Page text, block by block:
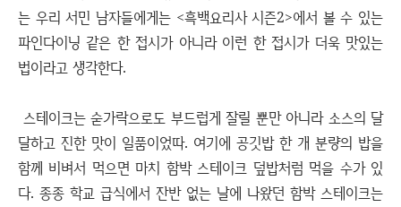
는 우리 서민 남자들에게는 <흑백요리사 시즌2>에서 볼 수 있는
파인다이닝 같은 한 접시가 아니라 이런 한 접시가 더욱 맛있는
법이라고 생각한다.
스테이크는 숟가락으로도 부드럽게 잘릴 뿐만 아니라 소스의 달
달하고 진한 맛이 일품이었따. 여기에 공깃밥 한 개 분량의 밥을
함께 비벼서 먹으면 마치 함박 스테이크 덮밥처럼 먹을 수가 있
다. 종종 학교 급식에서 잔반 없는 날에 나왔던 함박 스테이크는